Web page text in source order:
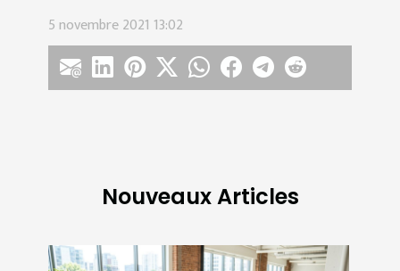
5 novembre 2021 13:02
Nouveaux Articles